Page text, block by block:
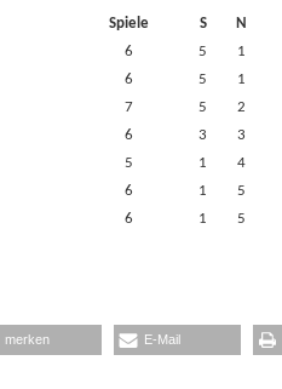
Spiele S N
6 5 1
6 5 1
7 5 2
6 3 3
5 1 4
6 1 5
6 1 5
merken E-Mail